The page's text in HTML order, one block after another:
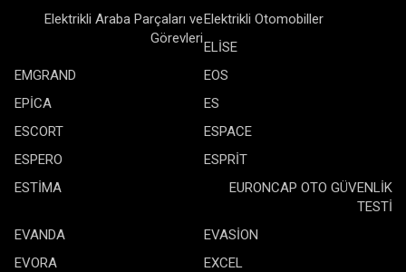
Elektrikli Araba Parçaları ve
Görevleri
Elektrikli Otomobiller
ELİSE
EMGRAND
EOS
EPİCA
ES
ESCORT
ESPACE
ESPERO
ESPRİT
ESTİMA
EURONCAP OTO GÜVENLİK
TESTİ
EVANDA
EVASİON
EVORA
EXCEL